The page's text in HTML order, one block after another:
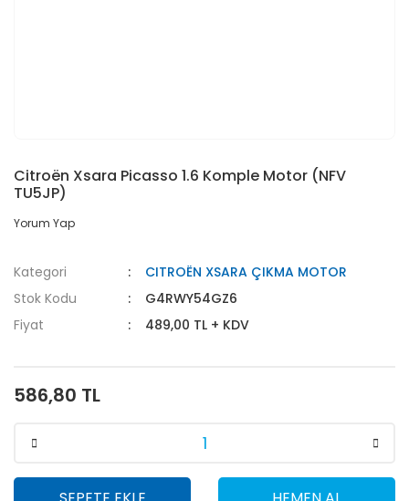
Citroën Xsara Picasso 1.6 Komple Motor (NFV
TU5JP)
Yorum Yap
Kategori
CITROËN XSARA ÇIKMA MOTOR
Stok Kodu
G4RWY54GZ6
Fiyat
489,00 TL + KDV
586,80 TL